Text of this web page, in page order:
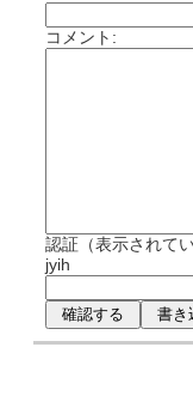
コメント:
認証（表示されて
jyih